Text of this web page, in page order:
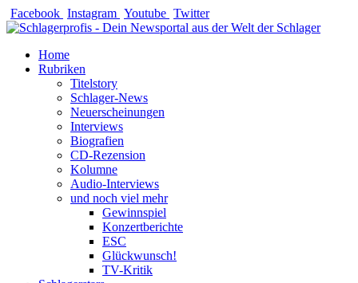
Zum
Inhalt
Facebook Instagram Youtube Twitter
Home
Rubriken
Titelstory
Schlager-News
Neuerscheinungen
Interviews
Biografien
CD-Rezension
Kolumne
Audio-Interviews
und noch viel mehr
Gewinnspiel
Konzertberichte
ESC
Glückwunsch!
TV-Kritik